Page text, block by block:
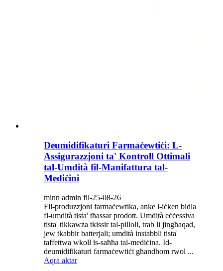
Deumidifikaturi Farmaċewtiċi: L-
Assigurazzjoni ta' Kontroll Ottimali
tal-Umdità fil-Manifattura tal-
Mediċini
minn admin fil-25-08-26
Fil-produzzjoni farmaċewtika, anke l-iċken bidla
fl-umdità tista' tħassar prodott. Umdità eċċessiva
tista' tikkawża tkissir tal-pilloli, trab li jingħaqad,
jew tkabbir batterjali; umdità instabbli tista'
taffettwa wkoll is-saħħa tal-mediċina. Id-
deumidifikaturi farmaċewtiċi għandhom rwol ...
Aqra aktar